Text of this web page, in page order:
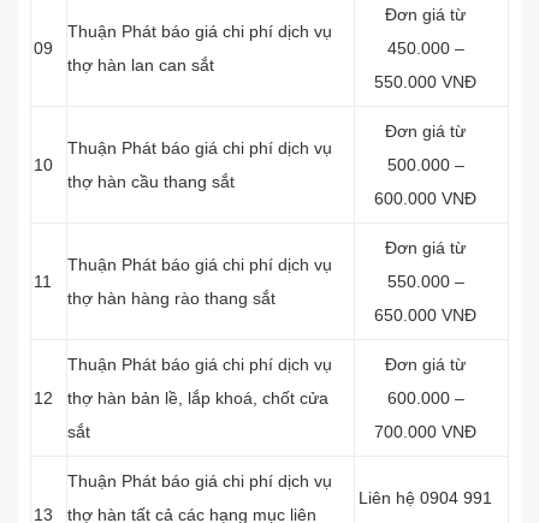
09
Thuận Phát báo giá chi phí dịch vụ
thợ hàn lan can sắt
Đơn giá từ
450.000 –
550.000 VNĐ
10
Thuận Phát báo giá chi phí dịch vụ
thợ hàn cầu thang sắt
Đơn giá từ
500.000 –
600.000 VNĐ
11
Thuận Phát báo giá chi phí dịch vụ
thợ hàn hàng rào thang sắt
Đơn giá từ
550.000 –
650.000 VNĐ
12
Thuận Phát báo giá chi phí dịch vụ
thợ hàn bản lề, lắp khoá, chốt cửa
sắt
Đơn giá từ
600.000 –
700.000 VNĐ
13
Thuận Phát báo giá chi phí dịch vụ
thợ hàn tất cả các hạng mục liên
Liên hệ 0904 991